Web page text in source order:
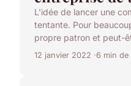
L'idée de lancer une
tentante. Pour
propre patron et peut-
12 janvier 2022 6 min de